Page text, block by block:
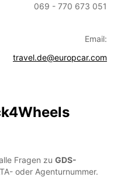
069 - 770 673 051
Email:
travel.de@europcar.com
Fragen zu GDS-
oder Agenturnummer.